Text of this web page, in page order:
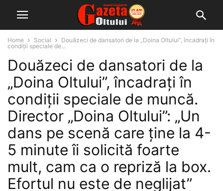
Home Social
Douăzeci de dansatori de la „Doina Oltului”, încadraţi în
condiţii speciale de...
Douăzeci de dansatori de la
„Doina Oltului”, încadraţi în
condiţii speciale de muncă.
Director „Doina Oltului”: „Un
dans pe scenă care ţine la 4-
5 minute îi solicită foarte
mult, cam ca o repriză la box.
Efortul nu este de neglijat”